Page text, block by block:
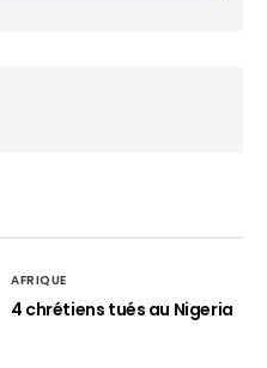
AFRIQUE
4 chrétiens tués au Nigeria